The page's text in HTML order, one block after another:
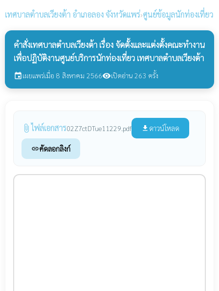
เทศบาลตำบลเวียงต้า อำเภอลอง จังหวัดแพร่›ศูนย์ข้อมูลนักท่องเที่ยว
คำสั่งเทศบาลตำบลเวียงต้า เรื่อง จัดตั้งและแต่งตั้งคณะทำงาน
เพื่อปฏิบัติงานศูนย์บริการนักท่องเที่ยว เทศบาลตำบลเวียงต้า
eventเผยแพร่เมื่อ 8 สิงหาคม 2566visibilityเปิดอ่าน 263 ครั้ง
attach_file ไฟล์เอกสาร02Z7ctDTue11229.pdf file_download ดาวน์โหลด
linkคัดลอกลิงก์